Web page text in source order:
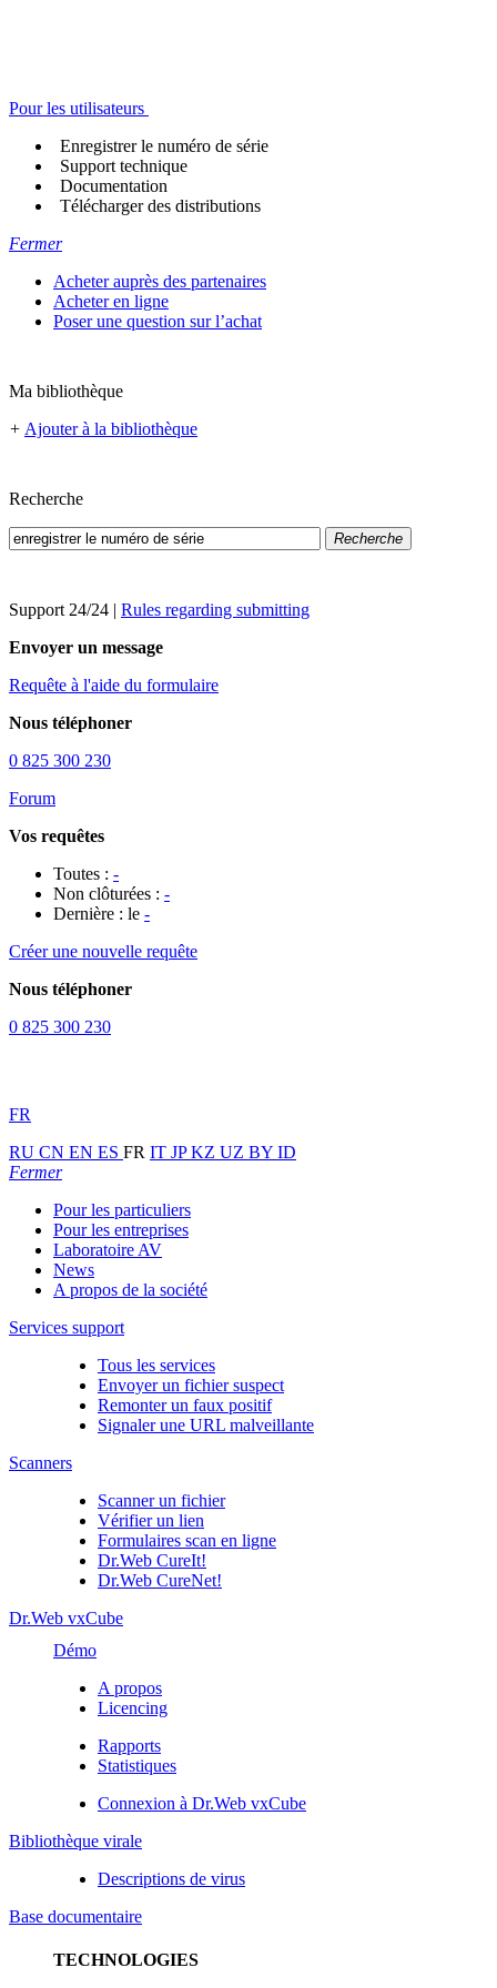
Pour les utilisateurs
Enregistrer le numéro de série
Support technique
Documentation
Télécharger des distributions
Fermer
Acheter auprès des partenaires
Acheter en ligne
Poser une question sur l’achat
Ma bibliothèque
+ Ajouter à la bibliothèque
Recherche
Recherche
Support 24/24 | Rules regarding submitting
Envoyer un message
Requête à l'aide du formulaire
Nous téléphoner
0 825 300 230
Forum
Vos requêtes
Toutes : -
Non clôturées : -
Dernière : le -
Créer une nouvelle requête
Nous téléphoner
0 825 300 230
FR
RU CN EN ES FR IT JPKZ UZ BY ID
Fermer
Pour les particuliers
Pour les entreprises
Laboratoire AV
News
A propos de la société
Services support
Tous les services
Envoyer un fichier suspect
Remonter un faux positif
Signaler une URL malveillante
Scanners
Scanner un fichier
Vérifier un lien
Formulaires scan en ligne
Dr.Web CureIt!
Dr.Web CureNet!
Dr.Web vxCube
Démo
A propos
Licencing
Rapports
Statistiques
Connexion à Dr.Web vxCube
Bibliothèque virale
Descriptions de virus
Base documentaire
TECHNOLOGIES